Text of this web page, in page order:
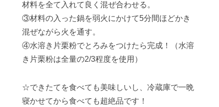
材料を全て入れて良く混ぜ合わせる。
③材料の入った鍋を弱火にかけて5分間ほどかき
混ぜながら火を通す。
④水溶き片栗粉でとろみをつけたら完成！（水溶
き片栗粉は全量の2/3程度を使用）
☆できたてを食べても美味しいし、冷蔵庫で一晩
寝かせてから食べても超絶品です！